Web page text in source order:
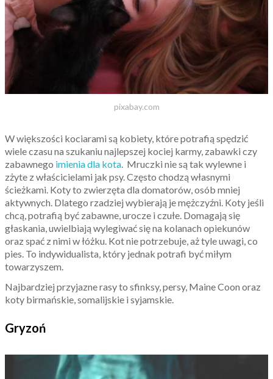
pixabay.com
W większości kociarami są kobiety, które potrafią spędzić
wiele czasu na szukaniu najlepszej kociej karmy, zabawki czy
zabawnego imienia dla kota . Mruczki nie są tak wylewne i
zżyte z właścicielami jak psy. Często chodzą własnymi
ścieżkami. Koty to zwierzęta dla domatorów, osób mniej
aktywnych. Dlatego rzadziej wybierają je mężczyźni. Koty jeśli
chcą, potrafią być zabawne, urocze i czułe. Domagają się
głaskania, uwielbiają wylegiwać się na kolanach opiekunów
oraz spać z nimi w łóżku. Kot nie potrzebuje, aż tyle uwagi, co
pies. To indywidualista, który jednak potrafi być miłym
towarzyszem.
Najbardziej przyjazne rasy to sfinksy, persy, Maine Coon oraz
koty birmańskie, somalijskie i syjamskie.
Gryzoń